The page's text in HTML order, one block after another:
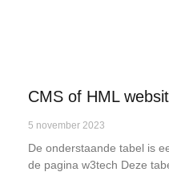
CMS of HML
5 november 2023
De onderstaande tabel is
de pagina w3tech Deze